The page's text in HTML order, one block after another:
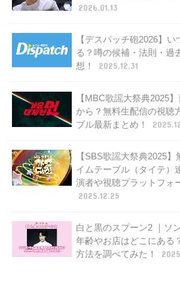
2026.01.13
【デスパッチ砲2026】
る？噂の候補・法則・過
想！
2025.12.31
【MBC歌謡大祭典2025
から？無料生配信の視聴
ブル最新まとめ！
【SBS歌謡大祭典2025
イムテーブル（タイテ）
演者や視聴プラットフォ
2025.12.25
白と黒のスプーン2 ｜ソ
年齢やお店はどこにある
方法を調べてみた！